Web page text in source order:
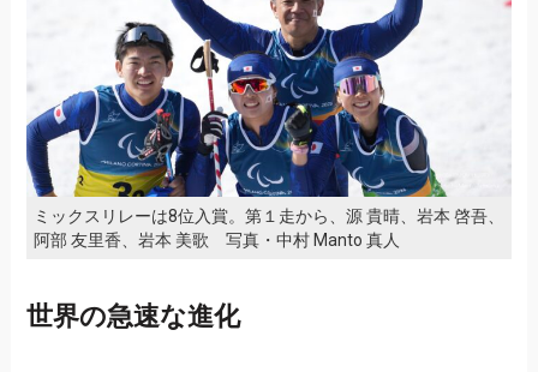
ミックスリレーは8位入賞。第１走から、源 貴晴、岩本 啓吾、
阿部 友里香、岩本 美歌 写真・中村 Manto 真人
世界の急速な進化